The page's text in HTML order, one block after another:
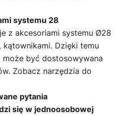
systemu 28
z akcesoriami systemu Ø28
kątownikami. Dzięki temu
być dostosowywana
Zobacz narzędzia do
pytania
się w jednoosobowej